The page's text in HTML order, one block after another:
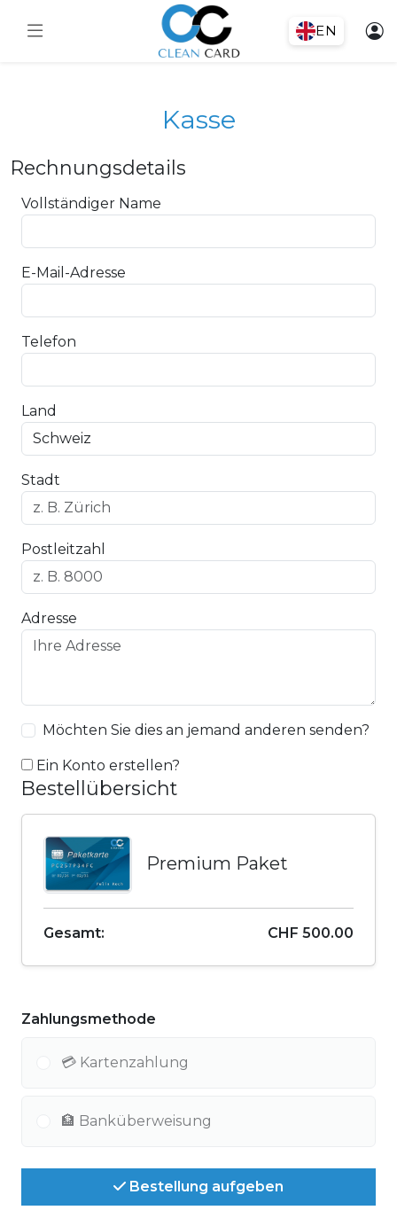
EN
Kasse
Rechnungsdetails
Vollständiger Name
E-Mail-Adresse
Telefon
Land
Stadt
Postleitzahl
Adresse
Möchten Sie dies an jemand anderen senden?
Ein Konto erstellen?
Bestellübersicht
Premium Paket
Gesamt: CHF 500.00
Zahlungsmethode
💳 Kartenzahlung
🏦 Banküberweisung
Bestellung aufgeben